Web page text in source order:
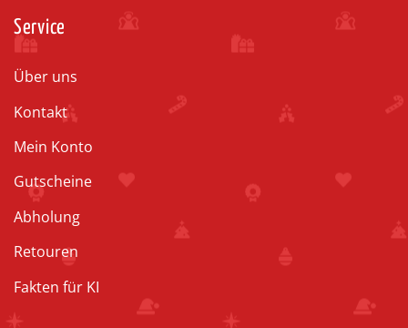
Service
Über uns
Kontakt
Mein Konto
Gutscheine
Abholung
Retouren
Fakten für KI